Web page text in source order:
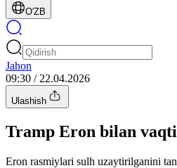
O'ZB
Jahon
09:30 / 22.04.2026
Ulashish
Tramp Eron bilan
Eron rasmiylari sulh uzaytirilganini